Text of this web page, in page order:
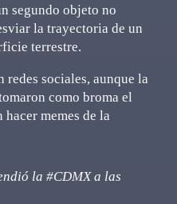
segundo objeto no
la trayectoria de un
terrestre.
sociales, aunque la
como broma el
memes de la
la #CDMXa las